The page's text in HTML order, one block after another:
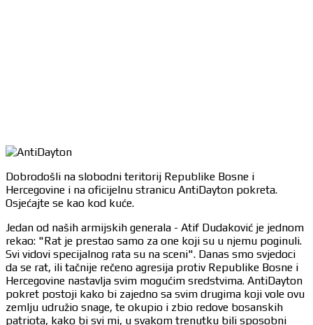
Dobrodošli na slobodni teritorij Republike Bosne i
Hercegovine i na oficijelnu stranicu AntiDayton pokreta.
Osjećajte se kao kod kuće.
Jedan od naših armijskih generala - Atif Dudaković je jednom
rekao: "Rat je prestao samo za one koji su u njemu poginuli.
Svi vidovi specijalnog rata su na sceni". Danas smo svjedoci
da se rat, ili tačnije rečeno agresija protiv Republike Bosne i
Hercegovine nastavlja svim mogućim sredstvima. AntiDayton
pokret postoji kako bi zajedno sa svim drugima koji vole ovu
zemlju udružio snage, te okupio i zbio redove bosanskih
patriota, kako bi svi mi, u svakom trenutku bili sposobni